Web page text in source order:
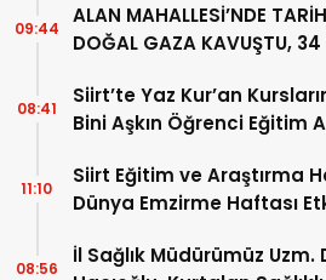
ALAN MAHALLESİ’NDE
DOĞAL GAZA KAVUŞTU, 34
09:44
Siirt’te Yaz Kur’an
Bini Aşkın Öğrenci Eğitim
08:41
Siirt Eğitim ve Araştırma
Dünya Emzirme Haftası
11:10
İl Sağlık Müdürümüz Uzm.
08:56